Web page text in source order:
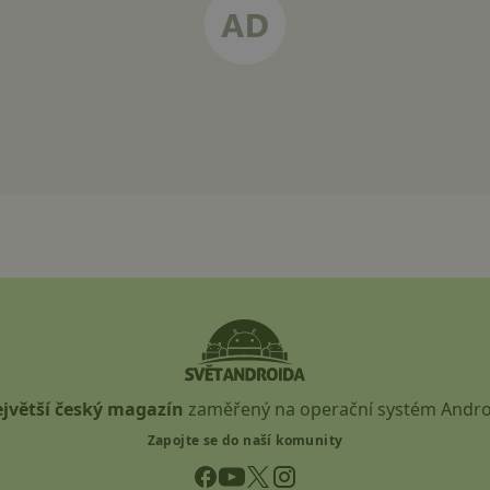
český magazín zaměřený na operační systém
Zapojte se do naší komunity